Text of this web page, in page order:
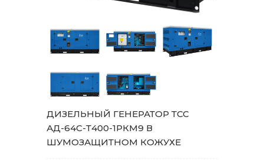
ДИЗЕЛЬНЫЙ ГЕНЕРАТОР ТСС
АД-64C-Т400-1РКМ9 В
ШУМОЗАЩИТНОМ КОЖУХЕ